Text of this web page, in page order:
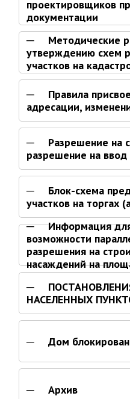
Отдел
отношений
Об
развития
Отдел по
граждан
Управление
Опека и
Об
Плановые
службы
Правила
проектировщиков
документации
Методические
утверждению схем
участков на
Правила
адресации,
Разрешение на
разрешение на
Блок-схема
участков на торгах
Информация
возможности
разрешения на
насаждений на
НАСЕЛЕННЫХ
Дом
Архив